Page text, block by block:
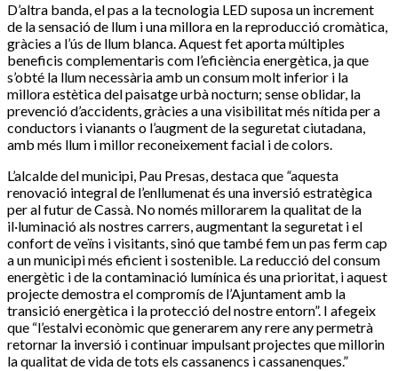
D’altra banda, el pas a la tecnologia LED suposa un increment
de la sensació de llum i una millora en la reproducció cromàtica,
gràcies a l’ús de llum blanca. Aquest fet aporta múltiples
beneficis complementaris com l’eficiència energètica, ja que
s’obté la llum necessària amb un consum molt inferior i la
millora estètica del paisatge urbà nocturn; sense oblidar, la
prevenció d’accidents, gràcies a una visibilitat més nítida per a
conductors i vianants o l’augment de la seguretat ciutadana,
amb més llum i millor reconeixement facial i de colors.
L’alcalde del municipi, Pau Presas, destaca que “aquesta
renovació integral de l’enllumenat és una inversió estratègica
per al futur de Cassà. No només millorarem la qualitat de la
il·luminació als nostres carrers, augmentant la seguretat i el
confort de veïns i visitants, sinó que també fem un pas ferm cap
a un municipi més eficient i sostenible. La reducció del consum
energètic i de la contaminació lumínica és una prioritat, i aquest
projecte demostra el compromís de l’Ajuntament amb la
transició energètica i la protecció del nostre entorn”. I afegeix
que “l’estalvi econòmic que generarem any rere any permetrà
retornar la inversió i continuar impulsant projectes que millorin
la qualitat de vida de tots els cassanencs i cassanenques.”